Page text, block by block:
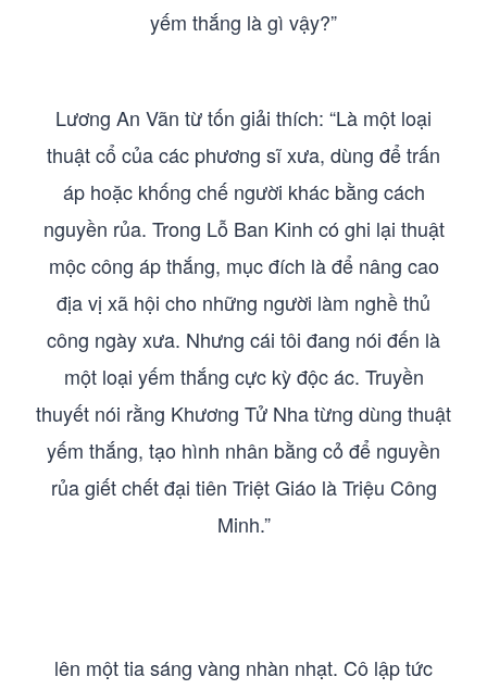
yếm thắng là gì vậy?”
Lương An Vãn từ tốn giải thích: “Là một loại
thuật cổ của các phương sĩ xưa, dùng để trấn
áp hoặc khống chế người khác bằng cách
nguyền rủa. Trong Lỗ Ban Kinh có ghi lại thuật
mộc công áp thắng, mục đích là để nâng cao
địa vị xã hội cho những người làm nghề thủ
công ngày xưa. Nhưng cái tôi đang nói đến là
một loại yếm thắng cực kỳ độc ác. Truyền
thuyết nói rằng Khương Tử Nha từng dùng thuật
yếm thắng, tạo hình nhân bằng cỏ để nguyền
rủa giết chết đại tiên Triệt Giáo là Triệu Công
Minh.”
lên một tia sáng vàng nhàn nhạt. Cô lập tức